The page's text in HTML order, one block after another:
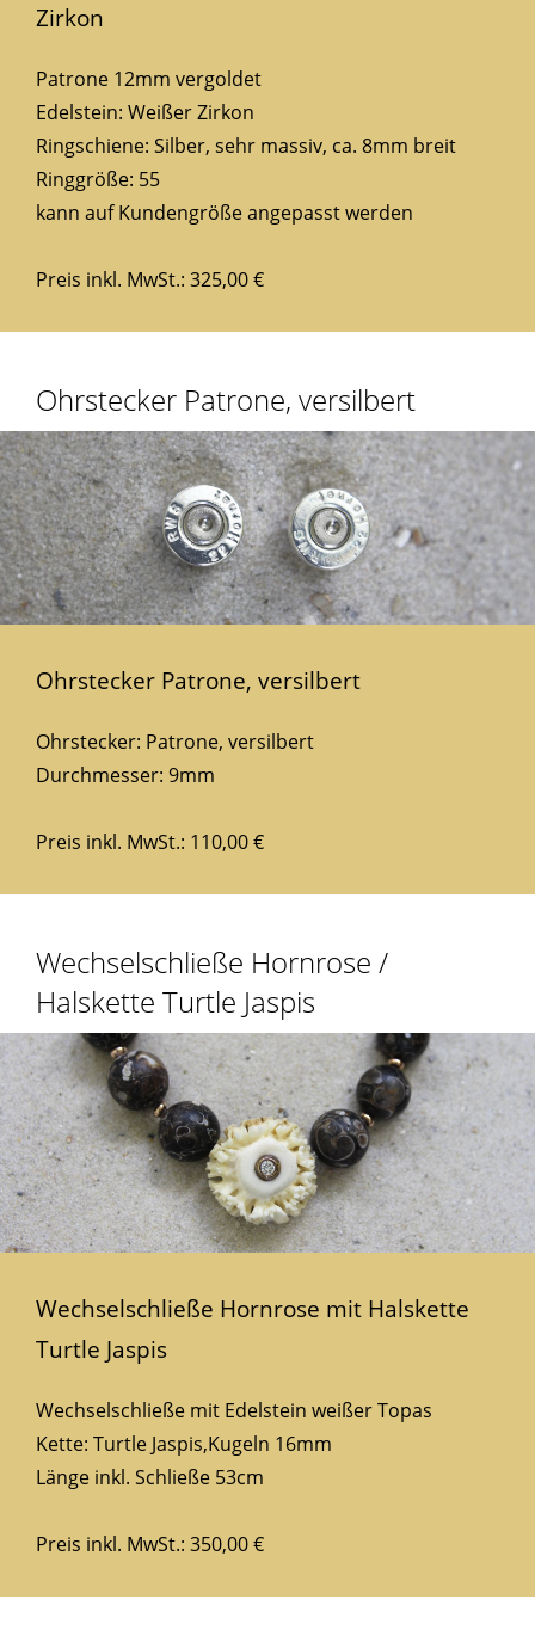
Zirkon
Patrone 12mm vergoldet
Edelstein: Weißer Zirkon
Ringschiene: Silber, sehr massiv, ca. 8mm breit
Ringgröße: 55
kann auf Kundengröße angepasst werden
Preis inkl. MwSt.: 325,00 €
Ohrstecker Patrone, versilbert
Ohrstecker Patrone, versilbert
Ohrstecker: Patrone, versilbert
Durchmesser: 9mm
Preis inkl. MwSt.: 110,00 €
Wechselschließe Hornrose /
Halskette Turtle Jaspis
Wechselschließe Hornrose mit Halskette
Turtle Jaspis
Wechselschließe mit Edelstein weißer Topas
Kette: Turtle Jaspis,Kugeln 16mm
Länge inkl. Schließe 53cm
Preis inkl. MwSt.: 350,00 €